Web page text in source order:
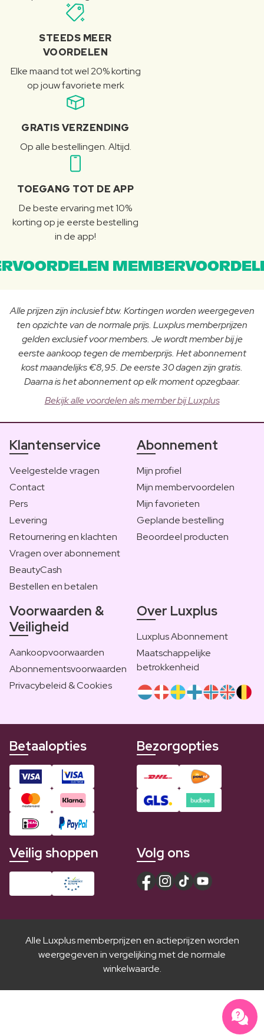
STEEDS MEER
VOORDELEN
Elke maand tot wel 20% korting
op jouw favoriete merk
GRATIS VERZENDING
Op alle bestellingen. Altijd.
TOEGANG TOT DE APP
De beste ervaring met 10%
korting op je eerste bestelling
in de app!
Alle prijzen zijn inclusief btw. Kortingen worden weergegeven
ten opzichte van de normale prijs. Luxplus memberprijzen
gelden exclusief voor members. Je wordt member bij je
eerste aankoop tegen de memberprijs. Het abonnement
kost maandelijks €8,95. De eerste 30 dagen zijn gratis.
Daarna is het abonnement op elk moment opzegbaar.
Bekijk alle voordelen als member bij Luxplus
Klantenservice
Veelgestelde vragen
Contact
Pers
Levering
Retournering en klachten
Vragen over abonnement
BeautyCash
Bestellen en betalen
Abonnement
Mijn profiel
Mijn membervoordelen
Mijn favorieten
Geplande bestelling
Beoordeel producten
Voorwaarden &
Veiligheid
Aankoopvoorwaarden
Abonnementsvoorwaarden
Privacybeleid & Cookies
Over Luxplus
Luxplus Abonnement
Maatschappelijke
betrokkenheid
Betaalopties Bezorgopties
Veilig shoppen Volg ons
Alle Luxplus memberprijzen en actieprijzen worden
weergegeven in vergelijking met de normale
winkelwaarde.